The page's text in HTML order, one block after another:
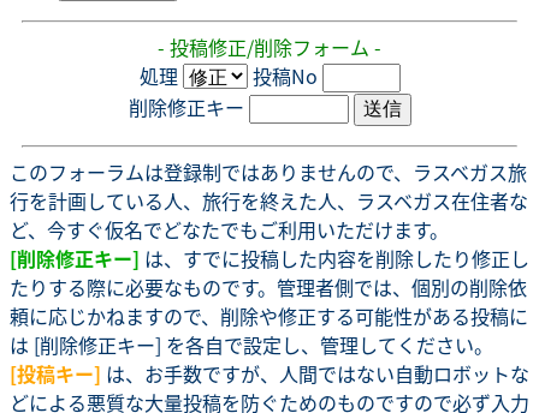
- 投稿修正/削除フォーム -
処理
投稿No
削除修正キー
このフォーラムは登録制ではありませんので、ラスベガス旅
行を計画している人、旅行を終えた人、ラスベガス在住者な
ど、今すぐ仮名でどなたでもご利用いただけます。
[削除修正キー] は、すでに投稿した内容を削除したり修正し
たりする際に必要なものです。管理者側では、個別の削除依
頼に応じかねますので、削除や修正する可能性がある投稿に
は [削除修正キー] を各自で設定し、管理してください。
[投稿キー] は、お手数ですが、人間ではない自動ロボットな
どによる悪質な大量投稿を防ぐためのものですので必ず入力